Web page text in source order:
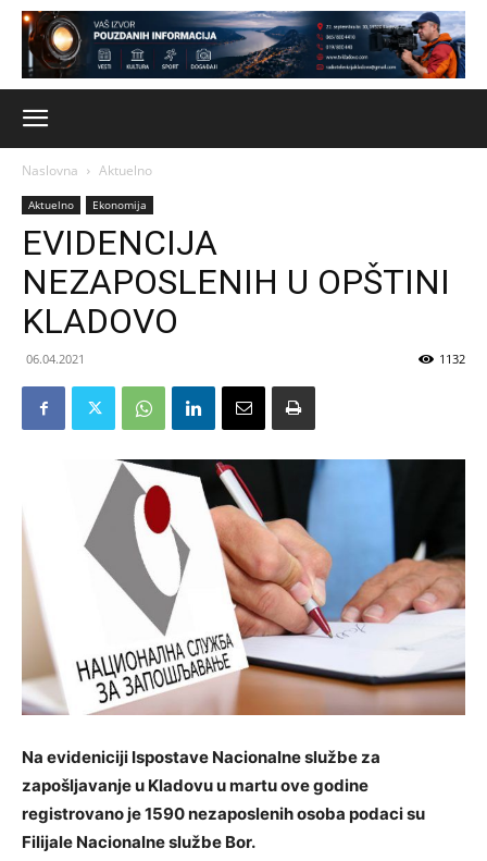
Naslovna Aktuelno
Aktuelno Ekonomija
EVIDENCIJA
NEZAPOSLENIH U OPŠTINI
KLADOVO
06.04.2021 1132
Na evideniciji Ispostave Nacionalne službe za
zapošljavanje u Kladovu u martu ove godine
registrovano je 1590 nezaposlenih osoba podaci su
Filijale Nacionalne službe Bor.